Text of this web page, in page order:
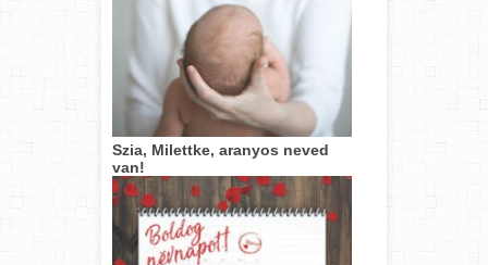
Szia, Milettke, aranyos neved
van!